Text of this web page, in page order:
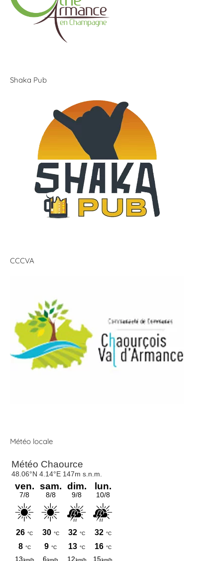
Shaka Pub
CCCVA
Météo locale